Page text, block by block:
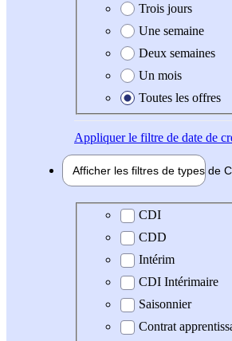
Trois jours
Une semaine
Deux semaines
Un mois
Toutes les offres
Appliquerle filtre de date de
Afficher les filtres de types de
Type de contrat
CDI
CDD
Intérim
CDI Intérimaire
Saisonnier
Contrat